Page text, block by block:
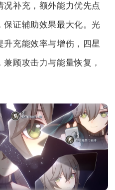
况补充，额外能力优先点
保证辅助效果最大化。光
充能效率与增伤，四星
顾攻击力与能量恢复，